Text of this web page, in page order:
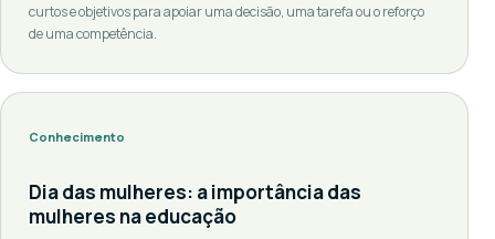
curtos e objetivos para apoiar uma decisão, uma tarefa ou o reforço
de uma competência.
Conhecimento
Dia das mulheres: a importância das
mulheres na educação